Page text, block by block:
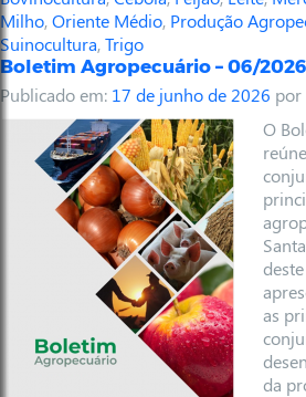
Milho,Oriente Médio, Produção
Suinocultura,Trigo
Boletim Agropecuário – 06/2026
Publicado em: 17 de junho de 2026 por
O
as
da